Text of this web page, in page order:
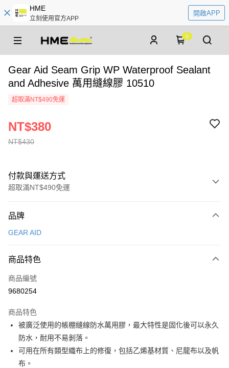
HME
立刻使用官方APP
開啟APP
0
Gear Aid Seam Grip WP Waterproof Sealant
and Adhesive 萬用縫線膠 10510
超取滿NT$490免運
NT$430
NT$380
付款與運送方式
超取滿NT$490免運
信用卡一次付款
3 期 0 利率 每期
合作金庫商業銀行
上海商業儲蓄銀行
臺灣中小企業銀行
匯豐（台灣）商業銀行
華泰商業銀行
聯邦商業銀行
元大商業銀行
永豐商業銀行
玉山商業銀行
超商取貨付款
LINE Pay
Apple Pay
ATM付款
運送方式
品牌
GEAR AID
商品特色
商品編號
9680254
商品特色
被廣泛使用的帳棚縫線防水萬用膠，最大特性是固化後可以永久
防水，耐用不易剝落。
可用在所有類型織布上的修復，包括乙烯基材質、尼龍布以及帆
布。